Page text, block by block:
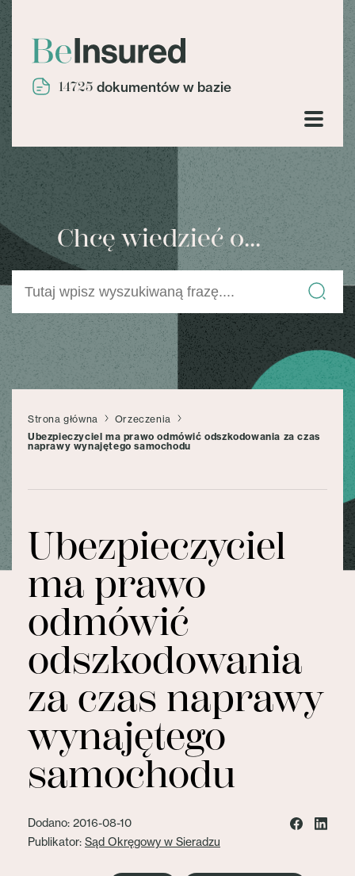
14725 dokumentów w bazie
Chcę wiedzieć o...
Strona główna
Orzeczenia
Ubezpieczyciel ma prawo odmówić odszkodowania za czas
naprawy wynajętego samochodu
Ubezpieczyciel
ma prawo
odmówić
odszkodowania
za czas naprawy
wynajętego
samochodu
Dodano: 2016-08-10
Publikator: Sąd Okręgowy w Sieradzu